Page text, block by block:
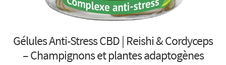
Gélules Anti-Stress CBD | Reishi & Cordyceps
– Champignons et plantes adaptogènes